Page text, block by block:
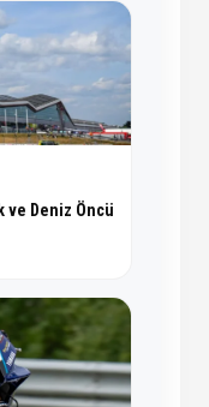
ve Deniz Öncü